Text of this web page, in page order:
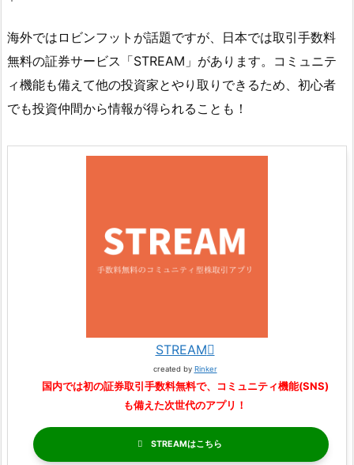
海外ではロビンフットが話題ですが、日本では取引手数料
無料の証券サービス「STREAM」があります。コミュニテ
ィ機能も備えて他の投資家とやり取りできるため、初心者
でも投資仲間から情報が得られることも！
STREAM
created by Rinker
国内では初の証券取引手数料無料で、コミュニティ機能(SNS)
も備えた次世代のアプリ！
STREAM